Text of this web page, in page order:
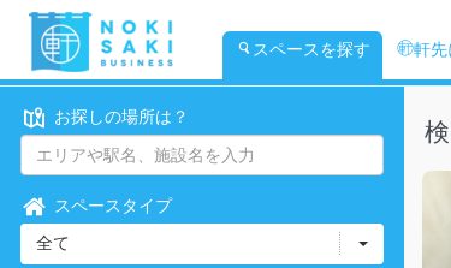
スペースを探す 軒先
お探しの場所は？
スペースタイプ
全て